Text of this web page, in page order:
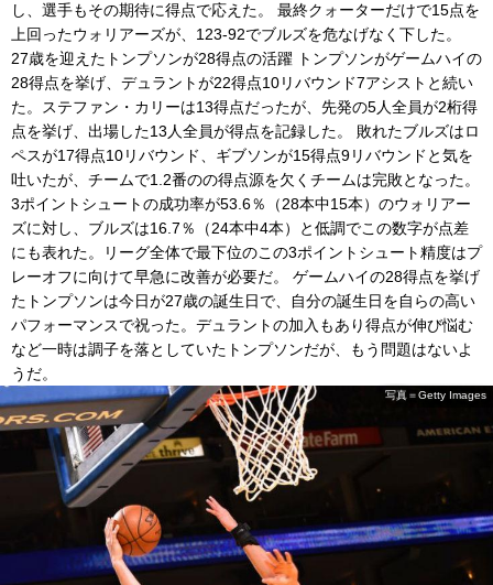
し、選手もその期待に得点で応えた。 最終クォーターだけで15点を
上回ったウォリアーズが、123-92でブルズを危なげなく下した。
27歳を迎えたトンプソンが28得点の活躍 トンプソンがゲームハイの
28得点を挙げ、デュラントが22得点10リバウンド7アシストと続い
た。ステファン・カリーは13得点だったが、先発の5人全員が2桁得
点を挙げ、出場した13人全員が得点を記録した。 敗れたブルズはロ
ペスが17得点10リバウンド、ギブソンが15得点9リバウンドと気を
吐いたが、チームで1.2番のの得点源を欠くチームは完敗となった。
3ポイントシュートの成功率が53.6％（28本中15本）のウォリアー
ズに対し、ブルズは16.7％（24本中4本）と低調でこの数字が点差
にも表れた。リーグ全体で最下位のこの3ポイントシュート精度はプ
レーオフに向けて早急に改善が必要だ。 ゲームハイの28得点を挙げ
たトンプソンは今日が27歳の誕生日で、自分の誕生日を自らの高い
パフォーマンスで祝った。デュラントの加入もあり得点が伸び悩む
など一時は調子を落としていたトンプソンだが、もう問題はないよ
うだ。
写真＝Getty Images